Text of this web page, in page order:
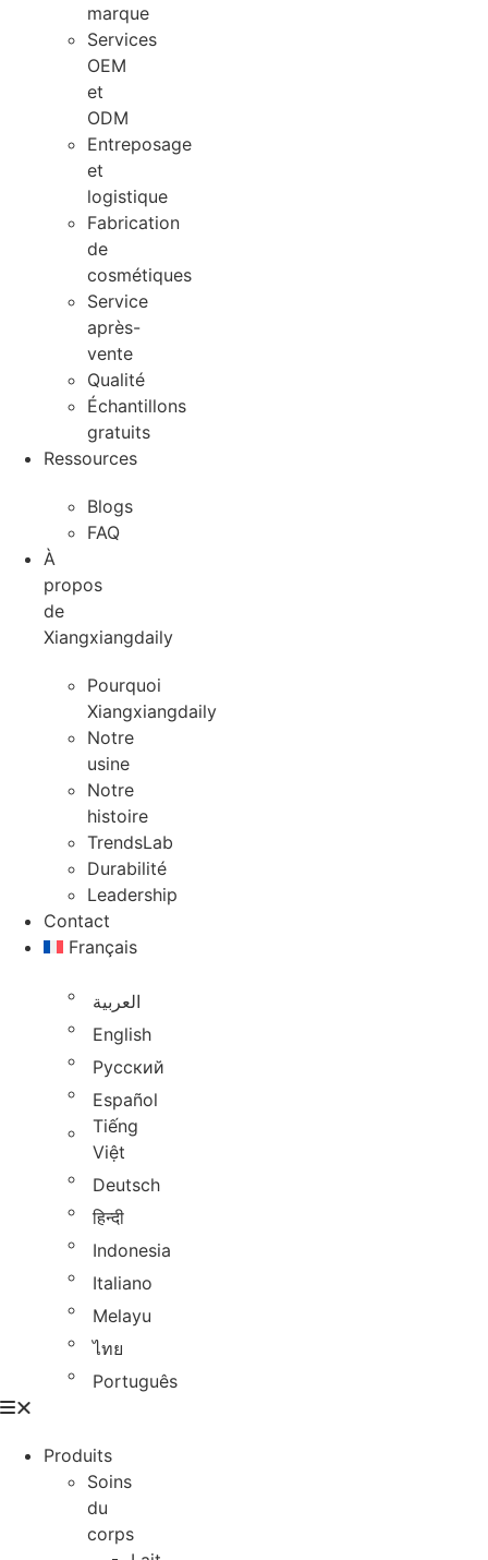
marque
Services
OEM
et
ODM
Entreposage
et
logistique
Fabrication
de
cosmétiques
Service
après-
vente
Qualité
Échantillons
gratuits
Ressources
Blogs
FAQ
À
propos
de
Xiangxiangdaily
Pourquoi
Xiangxiangdaily
Notre
usine
Notre
histoire
TrendsLab
Durabilité
Leadership
Contact
Français
العربية
English
Русский
Español
Tiếng
Việt
Deutsch
हिन्दी
Indonesia
Italiano
Melayu
ไทย
Português
Produits
Soins
du
corps